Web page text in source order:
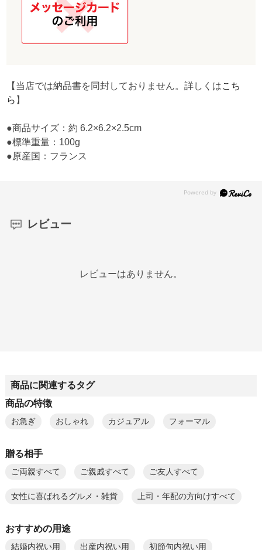
【当店では納品書を同封しておりません。詳しくはこち
ら 】
●商品サイズ：約 6.2×6.2×2.5cm
●標準重量：100g
●原産国：フランス
レビュー
レビューはありません。
商品に関連するタグ
商品の特徴
お急ぎ おしゃれ カジュアル フォーマル
贈る相手
ご両親すべて ご親戚すべて ご友人すべて
女性に喜ばれるグルメ・雑貨 上司・年配の方向けすべて
おすすめの用途
結婚内祝い用 出産内祝い用 初節句内祝い用